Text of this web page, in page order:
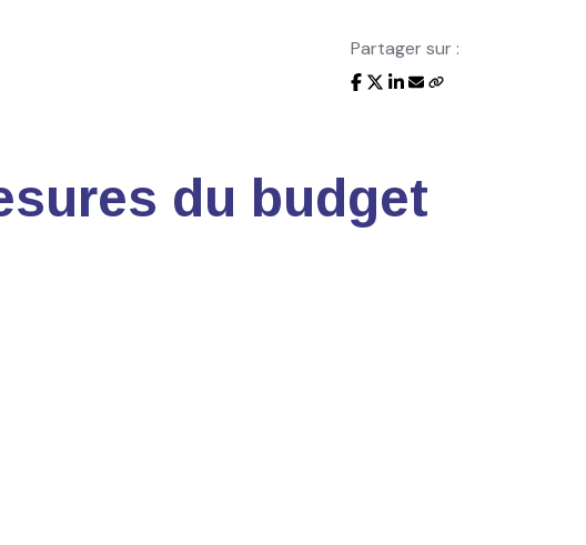
Partager sur :
du budget